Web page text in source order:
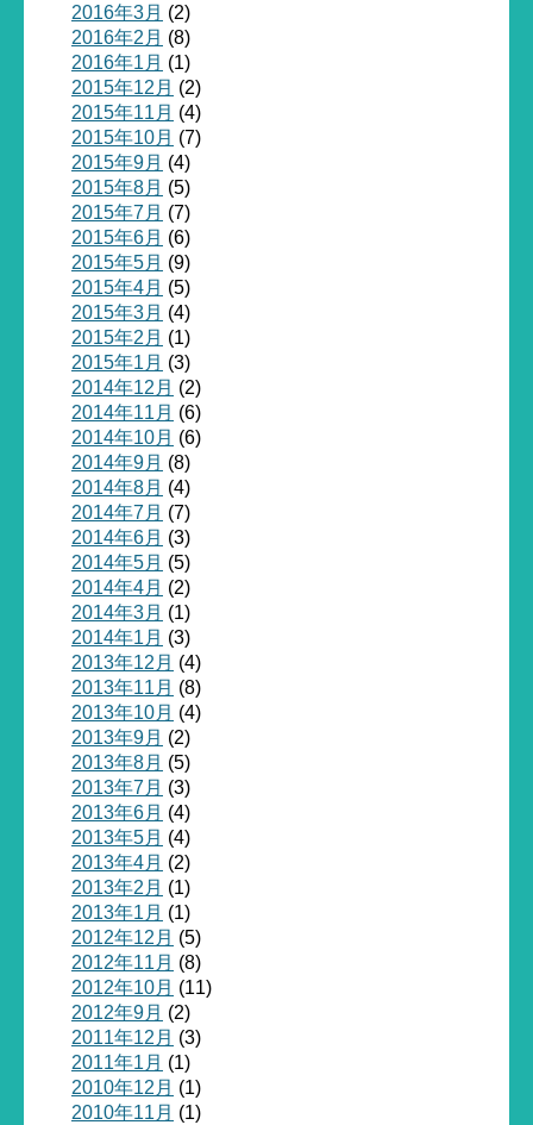
2016年3月 (2)
2016年2月 (8)
2016年1月 (1)
2015年12月 (2)
2015年11月 (4)
2015年10月 (7)
2015年9月 (4)
2015年8月 (5)
2015年7月 (7)
2015年6月 (6)
2015年5月 (9)
2015年4月 (5)
2015年3月 (4)
2015年2月 (1)
2015年1月 (3)
2014年12月 (2)
2014年11月 (6)
2014年10月 (6)
2014年9月 (8)
2014年8月 (4)
2014年7月 (7)
2014年6月 (3)
2014年5月 (5)
2014年4月 (2)
2014年3月 (1)
2014年1月 (3)
2013年12月 (4)
2013年11月 (8)
2013年10月 (4)
2013年9月 (2)
2013年8月 (5)
2013年7月 (3)
2013年6月 (4)
2013年5月 (4)
2013年4月 (2)
2013年2月 (1)
2013年1月 (1)
2012年12月 (5)
2012年11月 (8)
2012年10月 (11)
2012年9月 (2)
2011年12月 (3)
2011年1月 (1)
2010年12月 (1)
2010年11月 (1)